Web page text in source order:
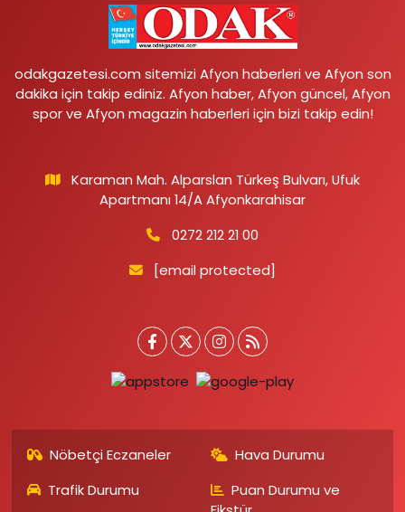
odakgazetesi.com sitemizi Afyon haberleri ve Afyon son
dakika için takip ediniz. Afyon haber, Afyon güncel, Afyon
spor ve Afyon magazin haberleri için bizi takip edin!
Karaman Mah. Alparslan Türkeş Bulvarı, Ufuk
Apartmanı 14/A Afyonkarahisar
0272 212 21 00
[email protected]
Nöbetçi Eczaneler
Hava Durumu
Trafik Durumu
Puan Durumu ve